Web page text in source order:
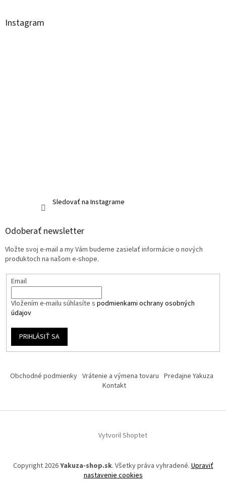
Instagram
Sledovať na Instagrame
Odoberať newsletter
Vložte svoj e-mail a my Vám budeme zasielať informácie o nových
produktoch na našom e-shope.
Email
Vložením e-mailu súhlasíte s podmienkami ochrany osobných
údajov
PRIHLÁSIŤ SA
Obchodné podmienky Vrátenie a výmena tovaru Predajne Yakuza
Kontakt
Vytvoril Shoptet
Copyright 2026Yakuza-shop.sk. Všetky práva vyhradené. Upraviť
nastavenie cookies